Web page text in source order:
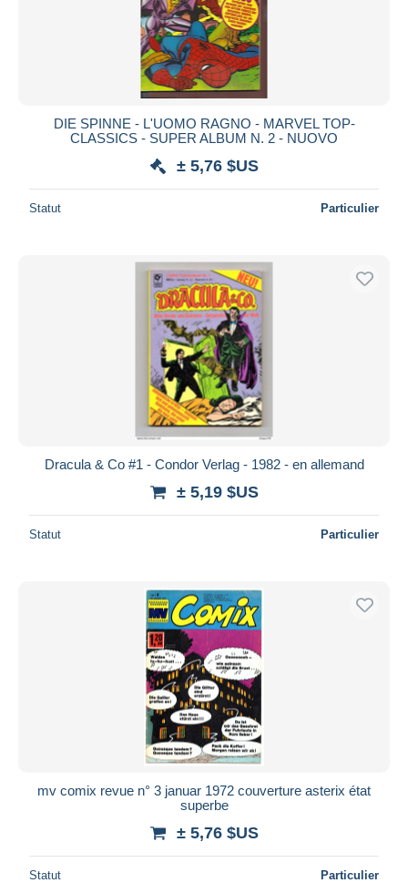
DIE SPINNE - L'UOMO RAGNO - MARVEL TOP-
CLASSICS - SUPER ALBUM N. 2 - NUOVO
± 5,76 $US
Statut Particulier
Dracula & Co #1 - Condor Verlag - 1982 - en allemand
± 5,19 $US
Statut Particulier
mv comix revue n° 3 januar 1972 couverture asterix état
superbe
± 5,76 $US
Statut Particulier